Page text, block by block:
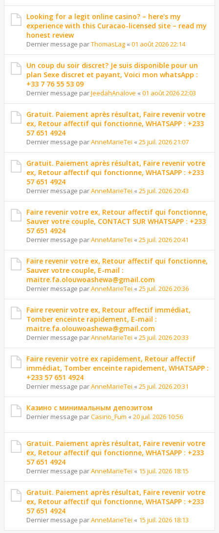
Looking for a legit online casino? – here's my
experience with this Curacao-licensed site – read my
honest review
Dernier message parThomasLag « 01 août 2026 22:14
Un coup du soir discret? Je suis disponible pour un
plan Sexe discret et payant, Voici mon whatsApp :
+33 7 76 55 53 09
Dernier message parJeedahAnalove « 01 août 2026 22:03
Gratuit. Paiement après résultat, Faire revenir votre
ex, Retour affectif qui fonctionne, WHATSAPP : +233
57 651 4924
Dernier message parAnneMarieTei « 25 juil. 2026 21:07
Gratuit. Paiement après résultat, Faire revenir votre
ex, Retour affectif qui fonctionne, WHATSAPP : +233
57 651 4924
Dernier message parAnneMarieTei « 25 juil. 2026 20:43
Faire revenir votre ex, Retour affectif qui fonctionne,
Sauver votre couple, CONTACT SUR WHATSAPP : +233
57 651 4924
Dernier message parAnneMarieTei « 25 juil. 2026 20:41
Faire revenir votre ex, Retour affectif qui fonctionne,
Sauver votre couple, E-mail :
maitre.fa.olouwoashewa@gmail.com
Dernier message parAnneMarieTei « 25 juil. 2026 20:36
Faire revenir votre ex, Retour affectif immédiat,
Tomber enceinte rapidement, E-mail :
maitre.fa.olouwoashewa@gmail.com
Dernier message parAnneMarieTei « 25 juil. 2026 20:33
Faire revenir votre ex rapidement, Retour affectif
immédiat, Tomber enceinte rapidement, WHATSAPP :
+233 57 651 4924
Dernier message parAnneMarieTei « 25 juil. 2026 20:31
Казино с минимальным депозитом
Dernier message parCasino_Fum « 20 juil. 2026 10:56
Gratuit. Paiement après résultat, Faire revenir votre
ex, Retour affectif qui fonctionne, WHATSAPP : +233
57 651 4924
Dernier message parAnneMarieTei « 15 juil. 2026 18:15
Gratuit. Paiement après résultat, Faire revenir votre
ex, Retour affectif qui fonctionne, WHATSAPP : +233
57 651 4924
Dernier message parAnneMarieTei « 15 juil. 2026 18:13